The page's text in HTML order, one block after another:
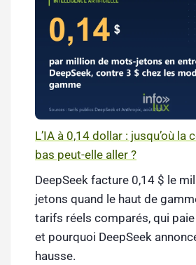
L’IA à 0,14 dollar : jusqu’où la
bas peut-elle aller ?
DeepSeek facture 0,14 $ le
jetons quand le haut de
tarifs réels comparés, qui
et pourquoi DeepSeek
hausse.